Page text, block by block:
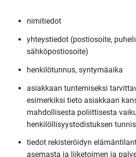
nimitiedot
yhteystiedot (postiosoite,
sähköpostiosoite)
henkilötunnus, syntymäaika
asiakkaan tuntemiseksi
esimerkiksi tieto asiakkaan
mahdollisesta poliittisesta
henkilöllisyystodistuksen
tiedot rekisteröidyn
asemasta ja liiketoimen ja